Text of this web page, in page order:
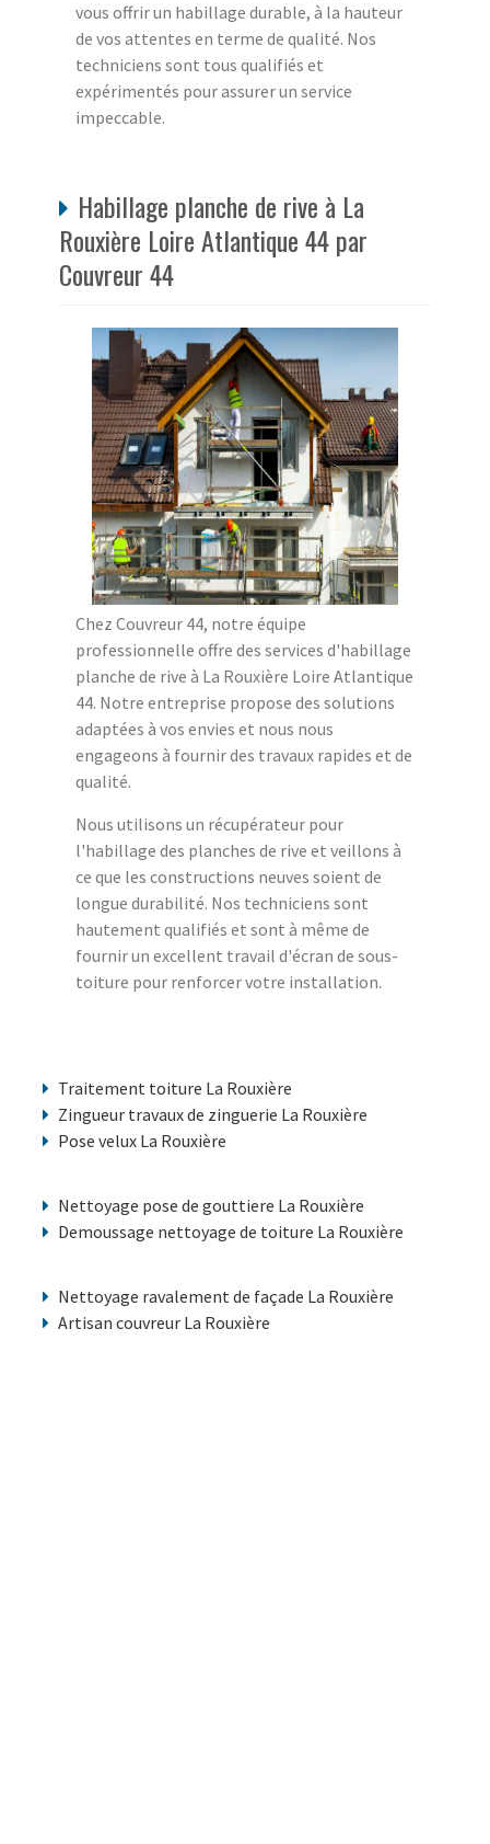
vous offrir un habillage durable, à la hauteur
de vos attentes en terme de qualité. Nos
techniciens sont tous qualifiés et
expérimentés pour assurer un service
impeccable.
Habillage planche de rive à La
Rouxière Loire Atlantique 44 par
Couvreur 44
Chez Couvreur 44, notre équipe
professionnelle offre des services d'habillage
planche de rive à La Rouxière Loire Atlantique
44. Notre entreprise propose des solutions
adaptées à vos envies et nous nous
engageons à fournir des travaux rapides et de
qualité.
Nous utilisons un récupérateur pour
l'habillage des planches de rive et veillons à
ce que les constructions neuves soient de
longue durabilité. Nos techniciens sont
hautement qualifiés et sont à même de
fournir un excellent travail d'écran de sous-
toiture pour renforcer votre installation.
Traitement toiture La Rouxière
Zingueur travaux de zinguerie La Rouxière
Pose velux La Rouxière
Nettoyage pose de gouttiere La Rouxière
Demoussage nettoyage de toiture La Rouxière
Nettoyage ravalement de façade La Rouxière
Artisan couvreur La Rouxière